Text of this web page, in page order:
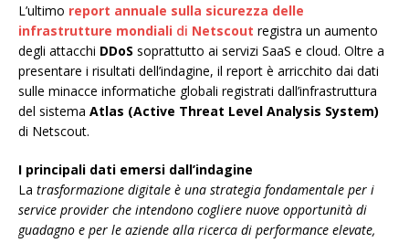
L’ultimo report annuale sulla sicurezza delle
infrastrutture mondiali di Netscout registra un aumento
degli attacchi DDoS soprattutto ai servizi SaaS e cloud. Oltre a
presentare i risultati dell’indagine, il report è arricchito dai dati
sulle minacce informatiche globali registrati dall’infrastruttura
del sistema Atlas (Active Threat Level Analysis System)
di Netscout.
I principali dati emersi dall’indagine
La trasformazione digitale è una strategia fondamentale per i
service provider che intendono cogliere nuove opportunità di
guadagno e per le aziende alla ricerca di performance elevate,